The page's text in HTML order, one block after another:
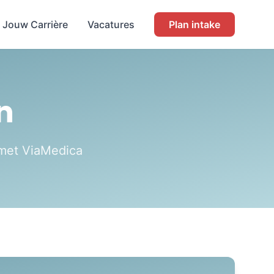
Jouw Carrière Vacatures Plan intake
ViaMedica